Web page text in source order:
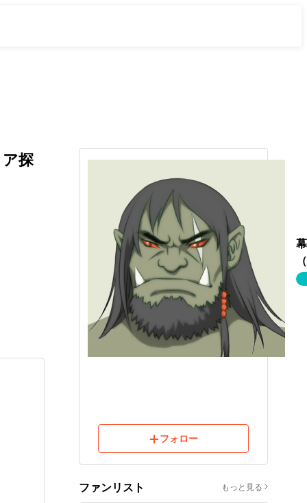
探
フォロー
ファンリスト もっと見る